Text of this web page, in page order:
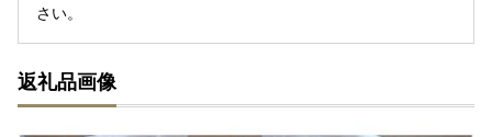
さい。
返礼品画像